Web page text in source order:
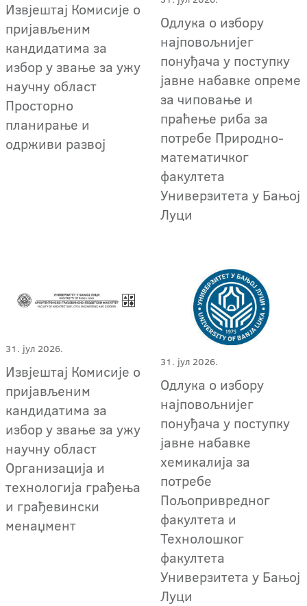
Извјештај Комисије о
пријављеним
кандидатима за
избор у звање за ужу
научну област
Просторно
планирање и
одрживи развој
Одлука о избору
најповољнијег
понуђача у поступку
јавне набавке опреме
за чиповање и
праћење риба за
потребе Природно-
математичког
факултета
Универзитета у Бањој
Луци
31. јул 2026.
Извјештај Комисије о
пријављеним
кандидатима за
избор у звање за ужу
научну област
Организација и
технологија грађења
и грађевински
менаџмент
31. јул 2026.
Одлука о избору
најповољнијег
понуђача у поступку
јавне набавке
хемикалија за
потребе
Пољопривредног
факултета и
Технолошког
факултета
Универзитета у Бањој
Луци